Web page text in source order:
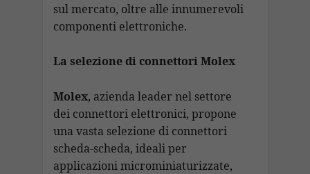
sul mercato, oltre alle innumerevoli
componenti elettroniche.
La selezione di connettori Molex
Molex, azienda leader nel settore
dei connettori elettronici, propone
una vasta selezione di connettori
scheda-scheda, ideali per
applicazioni microminiaturizzate,